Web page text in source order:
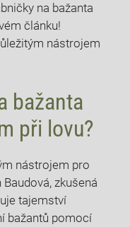
na bažanta
článku!
bažanta
při​ lovu?
⁣nástrojem pro
zkušená
tajemství
bažantů pomocí